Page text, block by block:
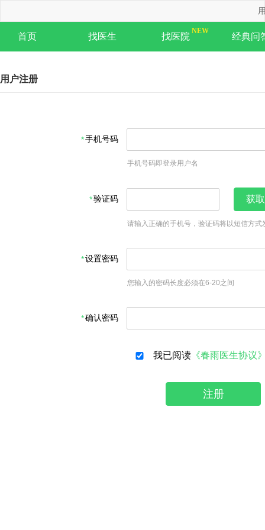
首页 找医生 找医院 经典问
用户注册
手机号码
手机号码即登录用户名
验证码 获
请输入正确的手机号，验证码将以短信方式
设置密码
您输入的密码长度必须在6-20之间
确认密码
我已阅读 《春雨医生协议
注册